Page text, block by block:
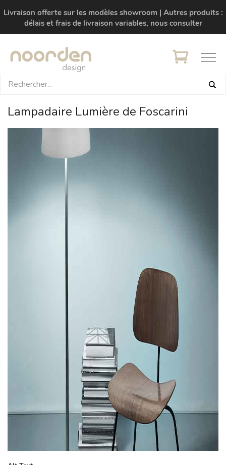
Livraison offerte sur les modèles showroom | Autres produits :
délais et frais de livraison variables, nous consulter
Lampadaire Lumière de Foscarini